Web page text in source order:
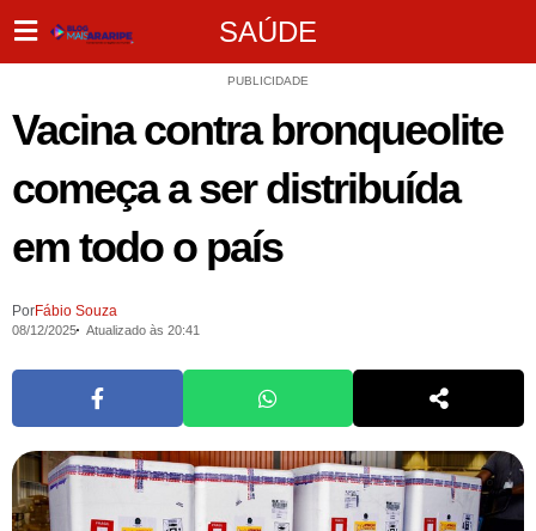
SAÚDE
PUBLICIDADE
Vacina contra bronqueolite
começa a ser distribuída
em todo o país
PorFábio Souza
08/12/2025 Atualizado às 20:41